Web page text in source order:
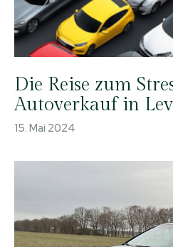
Die Reise zum
Autoverkauf in
15. Mai 2024